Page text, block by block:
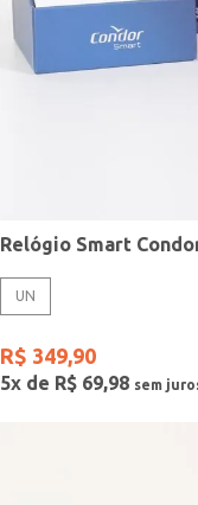
UN
R$ 349,90
5x de R$ 69,98